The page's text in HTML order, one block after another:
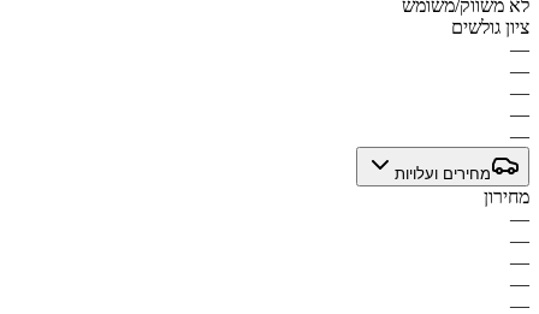
לא משווק/משומש
ציון גולשים
—
—
—
—
—
מחירים ועלויות
מחירון
—
—
—
—
—